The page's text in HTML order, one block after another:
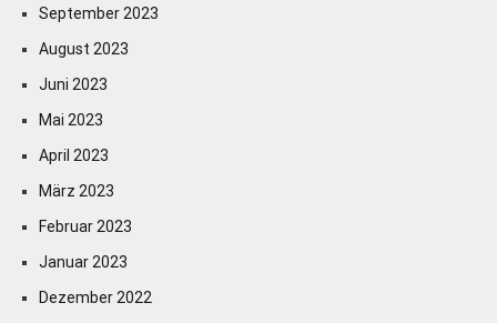
September 2023
August 2023
Juni 2023
Mai 2023
April 2023
März 2023
Februar 2023
Januar 2023
Dezember 2022